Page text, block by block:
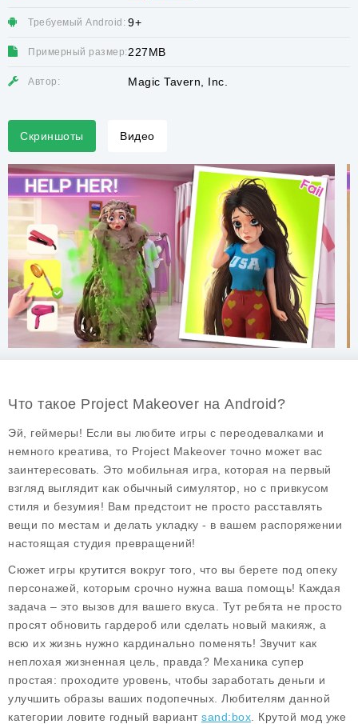
Требуемый Android: 9+
Примерный размер: 227MB
Автор: Magic Tavern, Inc.
Скриншоты Видео
Что такое Project Makeover на Android?
Эй, геймеры! Если вы любите игры с переодевалками и
немного креатива, то Project Makeover точно может вас
заинтересовать. Это мобильная игра, которая на первый
взгляд выглядит как обычный симулятор, но с привкусом
стиля и безумия! Вам предстоит не просто расставлять
вещи по местам и делать укладку - в вашем распоряжении
настоящая студия превращений!
Сюжет игры крутится вокруг того, что вы берете под опеку
персонажей, которым срочно нужна ваша помощь! Каждая
задача – это вызов для вашего вкуса. Тут ребята не просто
просят обновить гардероб или сделать новый макияж, а
всю их жизнь нужно кардинально поменять! Звучит как
неплохая жизненная цель, правда? Механика супер
простая: проходите уровень, чтобы заработать деньги и
улучшить образы ваших подопечных. Любителям данной
категории ловите годный вариант sand:box . Крутой мод уже